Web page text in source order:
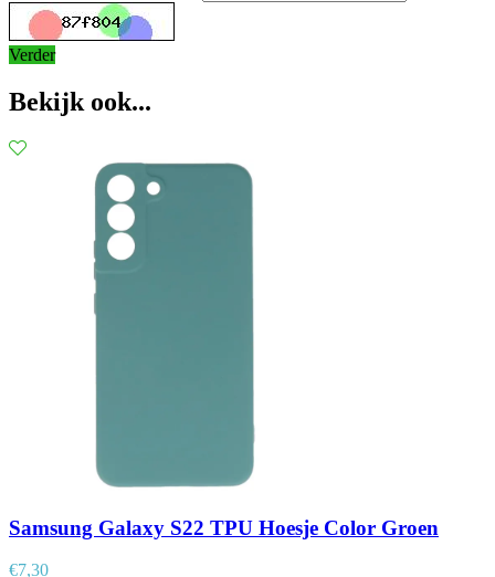
Verder
Bekijk ook...
Samsung Galaxy S22 TPU Hoesje Color Groen
€7,30